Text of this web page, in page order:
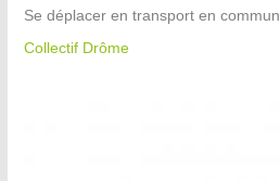
Se déplacer en transport en commun
Collectif Drôme